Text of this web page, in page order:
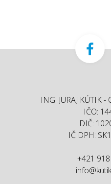
ING. JURAJ KÚTIK
IČO:
DIČ:
IČ DPH:
+421